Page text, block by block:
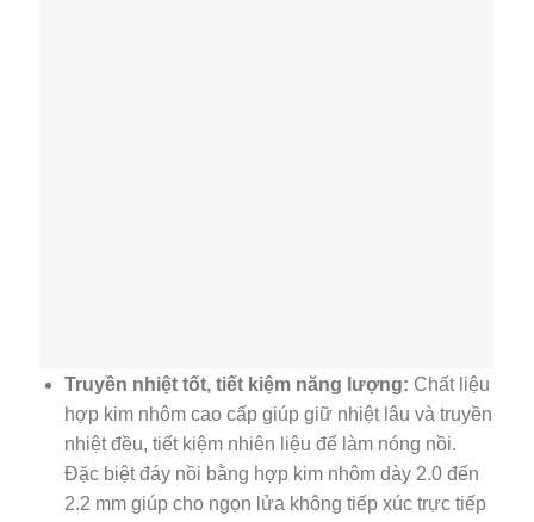
Truyền nhiệt tốt, tiết kiệm năng lượng: Chất liệu
hợp kim nhôm cao cấp giúp giữ nhiệt lâu và truyền
nhiệt đều, tiết kiệm nhiên liệu để làm nóng nồi.
Đặc biệt đáy nồi bằng hợp kim nhôm dày 2.0 đến
2.2 mm giúp cho ngọn lửa không tiếp xúc trực tiếp